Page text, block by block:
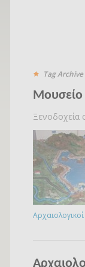
Tag
Μουσείο
Ξενοδοχεία